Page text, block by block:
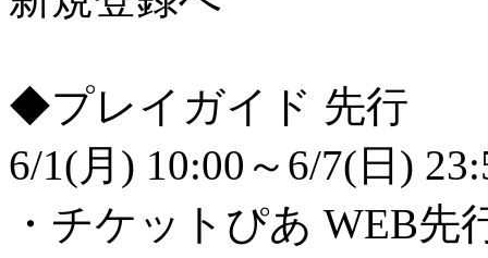
◆プレイガイド 先行
6/1(月) 10:00～6/7(日)
・チケットぴあ WEB先